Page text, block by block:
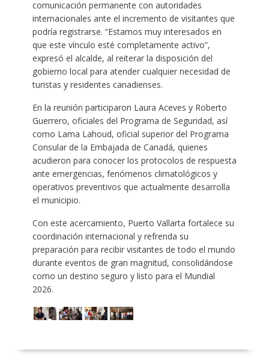
comunicación permanente con autoridades
internacionales ante el incremento de visitantes que
podría registrarse. “Estamos muy interesados en
que este vínculo esté completamente activo”,
expresó el alcalde, al reiterar la disposición del
gobierno local para atender cualquier necesidad de
turistas y residentes canadienses.
En la reunión participaron Laura Aceves y Roberto
Guerrero, oficiales del Programa de Seguridad, así
como Lama Lahoud, oficial superior del Programa
Consular de la Embajada de Canadá, quienes
acudieron para conocer los protocolos de respuesta
ante emergencias, fenómenos climatológicos y
operativos preventivos que actualmente desarrolla
el municipio.
Con este acercamiento, Puerto Vallarta fortalece su
coordinación internacional y refrenda su
preparación para recibir visitantes de todo el mundo
durante eventos de gran magnitud, consolidándose
como un destino seguro y listo para el Mundial
2026.